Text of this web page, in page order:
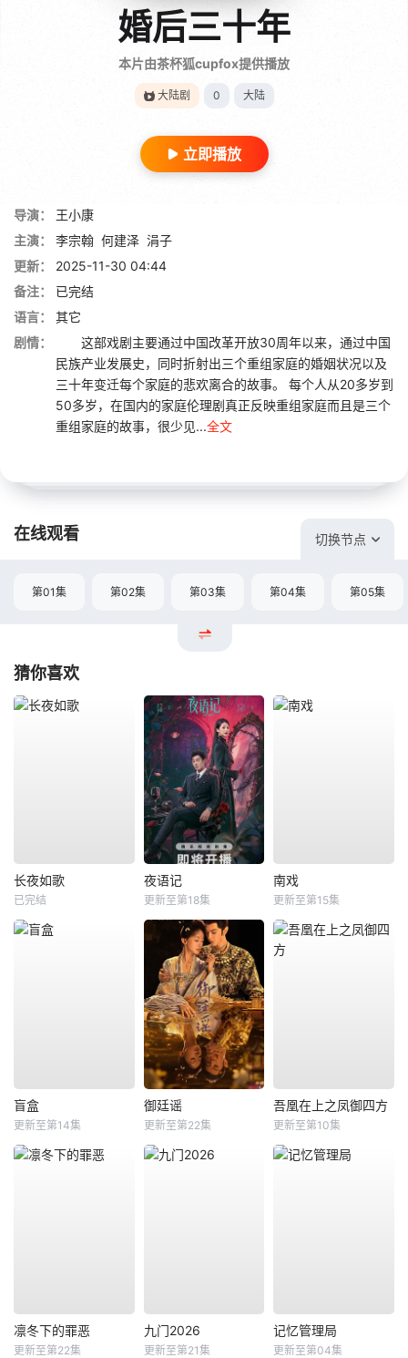
婚后三十年
本片由茶杯狐cupfox提供播放
大陆剧 0 大陆
立即播放
导演：
王小康
主演：
李宗翰 何建泽 涓子
更新：
2025-11-30 04:44
备注：
已完结
语言：
其它
剧情：
这部戏剧主要通过中国改革开放30周年以来，通过中国
民族产业发展史，同时折射出三个重组家庭的婚姻状况以及
三十年变迁每个家庭的悲欢离合的故事。 每个人从20多岁到
50多岁，在国内的家庭伦理剧真正反映重组家庭而且是三个
重组家庭的故事，很少见...全文
在线观看 切换节点
第01集 第02集 第03集 第04集 第05集
猜你喜欢
长夜如歌
已完结
夜语记
更新至第18集
南戏
更新至第15集
盲盒
更新至第14集
御廷谣
更新至第22集
吾凰在上之凤御四方
更新至第10集
凛冬下的罪恶
更新至第22集
九门2026
更新至第21集
记忆管理局
更新至第04集